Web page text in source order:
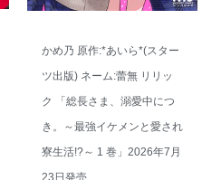
かめ乃 原作:*あいら*(スター
ツ出版) ネーム:蕾無 リリッ
ク 「総長さま、溺愛中につ
き。～最強イケメンと愛され
寮生活!?～ 1 巻」2026年7月
23日発売